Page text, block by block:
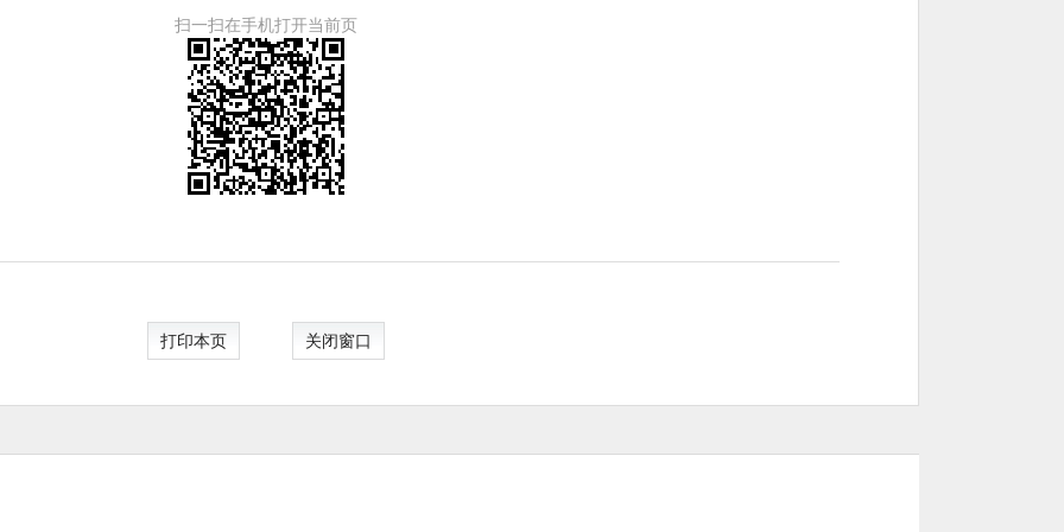
扫一扫在手机打开当前页
打印本页 关闭窗口